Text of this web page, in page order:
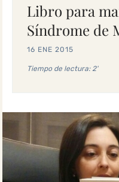
Libro para
Síndrome de
16 ENE 2015
Tiempo de lectura: 2'